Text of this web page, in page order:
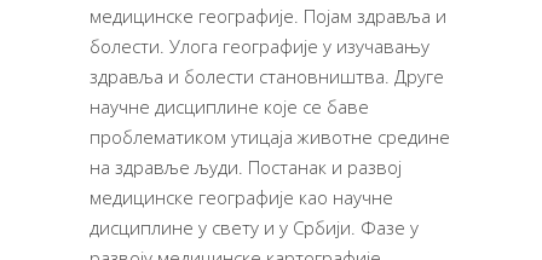
медицинске географије. Појам здравља и
болести. Улога географије у изучавању
здравља и болести становништва. Друге
научне дисциплине које се баве
проблематиком утицаја животне средине
на здравље људи. Постанак и развој
медицинске географије као научне
дисциплине у свету и у Србији. Фазе у